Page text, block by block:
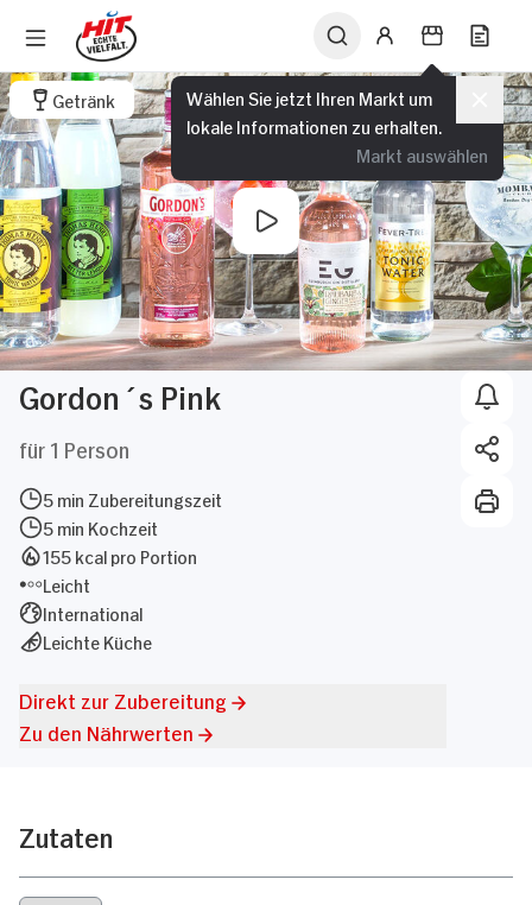
Wählen Sie jetzt Ihren Markt um
lokale Informationen zu erhalten.
Markt auswählen
Getränk
Gordon´s Pink
für 1 Person
5 min Zubereitungszeit
5 min Kochzeit
155 kcal pro Portion
Leicht
International
Leichte Küche
Direkt zur Zubereitung
Zu den Nährwerten
Zutaten